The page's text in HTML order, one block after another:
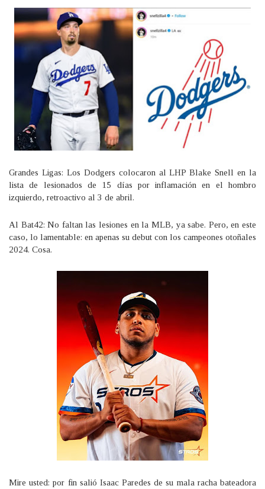
Grandes Ligas: Los Dodgers colocaron al LHP Blake Snell en la
lista de lesionados de 15 días por inflamación en el hombro
izquierdo, retroactivo al 3 de abril.
Al Bat42: No faltan las lesiones en la MLB, ya sabe. Pero, en este
caso, lo lamentable: en apenas su debut con los campeones otoñales
2024. Cosa.
Mire usted: por fin salió Isaac Paredes de su mala racha bateadora